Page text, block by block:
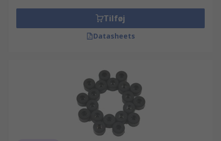
Tilføj
Datasheets